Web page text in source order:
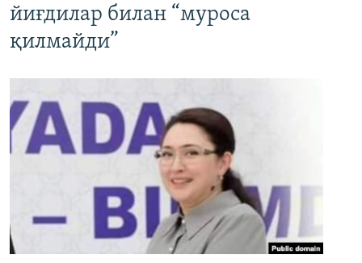
йиғдилар билан “муроса
қилмайди”